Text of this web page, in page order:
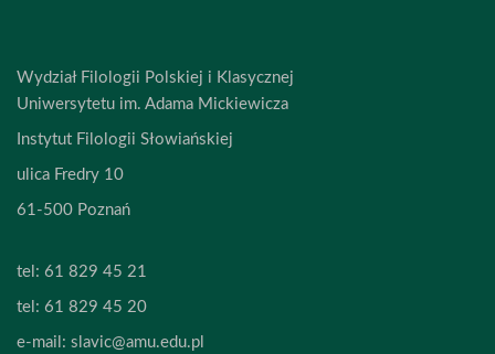
Wydział Filologii Polskiej i Klasycznej
Uniwersytetu im. Adama Mickiewicza
Instytut Filologii Słowiańskiej
ulica Fredry 10
61-500 Poznań
tel: 61 829 45 21
tel: 61 829 45 20
e-mail: slavic@amu.edu.pl